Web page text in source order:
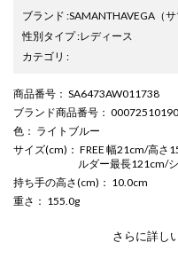
ブランド :SAMANTHAVEGA （
性別タイプ:レディース
カテゴリ :
商品番号 ： SA6473AW011738
ブランド商品番号 ：
色 ： ライトブルー
サイズ(cm) ： FREE 幅21cm/高
ルダー最長121cm/
持ち手の高さ(cm) ： 10.0cm
重さ ： 155.0g
さらに詳し